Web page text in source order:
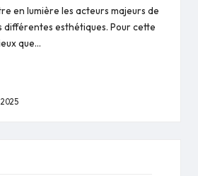
en lumière les acteurs majeurs de
différentes esthétiques. Pour cette
que…